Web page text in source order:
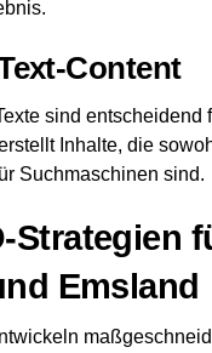
Content
sind ent­schei­dend
Inhal­te, die
Such­ma­schi­nen sind.
Stra­te­gien
Emsland